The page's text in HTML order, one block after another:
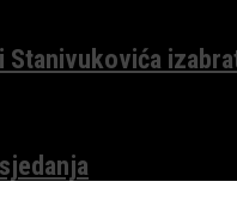
Stanivukovića